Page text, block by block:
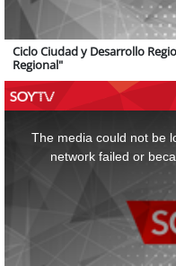
Ciclo Ciudad y Desarrollo
Regional"
The media could not be
network failed or